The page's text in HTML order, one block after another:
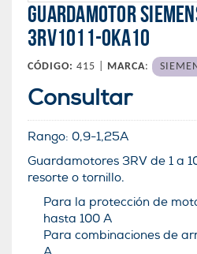
GUARDAMOTOR
3RV1011-0KA10
CÓDIGO: 415 | MARCA:
Consultar
Rango: 0,9-1,25A
Guardamotores 3RV de 1 a
resorte o tornillo.
Para la protección de
hasta 100 A
Para combinaciones de